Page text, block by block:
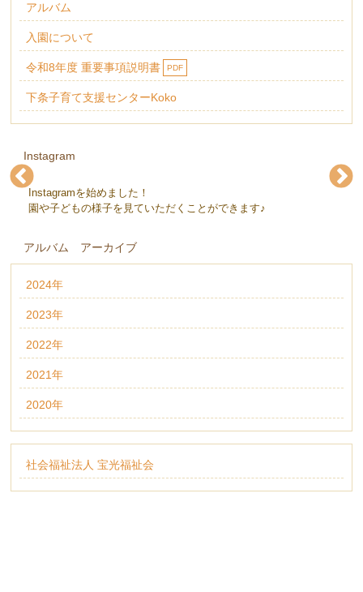
アルバム
入園について
令和8年度 重要事項説明書 PDF
下条子育て支援センターKoko
Instagram
下条保育園(@gejohoikuen)
下条保育園(@gejohoikuen)
下条保育園(@gejohoikuen)
下条保育園(@gejohoikuen)
下条保育園(@gejohoikuen)
下条保育園(@gejohoikuen)
Instagramを始めました！
園や子どもの様子を見ていただくことができます♪
アルバム アーカイブ
2024年
2023年
2022年
2021年
2020年
社会福祉法人 宝光福祉会